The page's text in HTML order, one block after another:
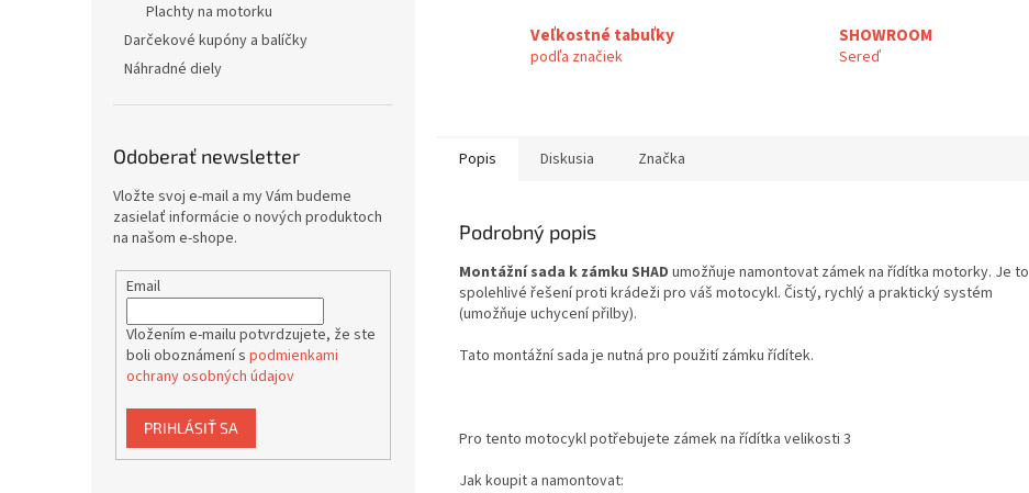
Plachty na motorku
Darčekové kupóny a balíčky
Náhradné diely
Odoberať newsletter
Vložte svoj e-mail a my Vám budeme
zasielať informácie o nových produktoch
na našom e-shope.
Email
Vložením e-mailu potvrdzujete, že ste
boli oboznámení s podmienkami
ochrany osobných údajov
PRIHLÁSIŤ SA
Veľkostné tabuľky
podľa značiek
SHOWROOM
Sereď
Popis Diskusia Značka
Podrobný popis
Montážní sada k zámku SHAD umožňuje namontovat zámek na řídítka motorky. Je to
spolehlivé řešení proti krádeži pro váš motocykl. Čistý, rychlý a praktický systém
(umožňuje uchycení přilby).
Tato montážní sada je nutná pro použití zámku řídítek.
Pro tento motocykl potřebujete zámek na řídítka velikosti 3
Jak koupit a namontovat: